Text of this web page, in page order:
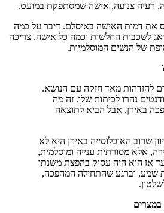
רעיה צנועה, אישה שמסתפקת במועט.
את דמות האישה באיסלם. דיבר על כמה
לשכבות החלשות וכמה כל אישה, צריכה
של הנשים המוסלמיות.
להזדהות מאד חזקה עם הנושא.
נהרו לכיתות שלו. זה מה
באירן, אבל הביא לתוצאה
שרוב האוכלוסייה באירן היא לא
אלא מסורתית ענייה ומוסלמית,
עד אז הוא היה עסוק בהפצת משנתו
שמע, וברגע שהתחילה המהפכה,